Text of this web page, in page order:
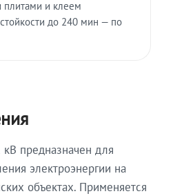
и клеем
до 240 мин — по
предназначен для
электроэнергии на
объектах. Применяется